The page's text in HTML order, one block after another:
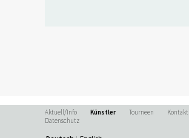
Aktuell/Info Künstler Tourneen
Kontakt
Datenschutz